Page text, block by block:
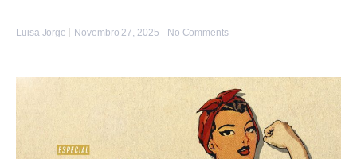
Luisa Jorge Novembro 27, 2025 No Comments